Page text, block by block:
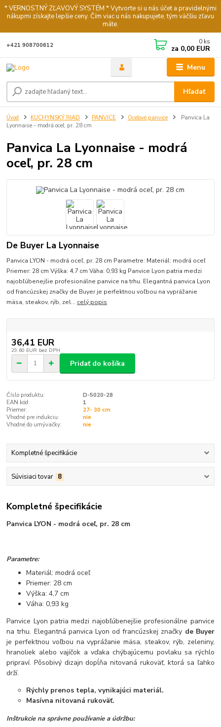
* VERNOSTNÝ ZĽAVOVÝ SYSTÉM * Vytvorte si u nás účet a pravidelnými
nákupmi získajte lepšie ceny. Čím viac u nás nakupujete, tým väčšiu zľavu
máte.
Menu
Hľadať
+421 908700612 0 ks
za 0,00 EUR
Úvod KUCHYNSKÝ RIAD PANVICE Oceľové panvice
Panvica La
Lyonnaise - modrá oceľ, pr. 28 cm
Panvica La Lyonnaise - modrá
oceľ, pr. 28 cm
De Buyer La Lyonnaise
Panvica LYON - modrá oceľ, pr. 28 cm Parametre: Materiál: modrá oceľ
Priemer: 28 cm Výška: 4,7 cm Váha: 0,93 kg Panvice Lyon patria medzi
najobľúbenejšie profesionálne panvice na trhu. Elegantná panvica Lyon
od francúzskej značky de Buyer je perfektnou voľbou na vyprážanie
mäsa, steakov, rýb, zel... celý popis
36,41 EUR
29,60 EUR bez DPH
Pridať do košíka
Číslo produktu:
D-5020-28
EAN kód:
1
Priemer:
27- 30 cm
Vhodné pre indukciu:
nie
Vhodné do umývačky:
nie
Kompletné špecifikácie
Súvisiaci tovar 8
Kompletné špecifikácie
Panvica LYON - modrá oceľ, pr. 28 cm
Parametre:
Materiál: modrá oceľ
Priemer: 28 cm
Výška: 4,7 cm
Váha: 0,93 kg
Panvice Lyon patria medzi najobľúbenejšie profesionálne panvice
na trhu. Elegantná panvica Lyon od francúzskej značky de Buyer
je perfektnou voľbou na vyprážanie mäsa, steakov, rýb, zeleniny,
hranoliek alebo vajíčok a vďaka chýbajúcemu povlaku sa rýchlo
pripraví. Pôsobivý dizajn dopĺňa nitovaná rukoväť, ktorá sa ľahko
drží.
Rýchly prenos tepla, vynikajúci materiál.
Masívna nitovaná rukoväť.
Inštrukcie na správne používanie a údržbu: